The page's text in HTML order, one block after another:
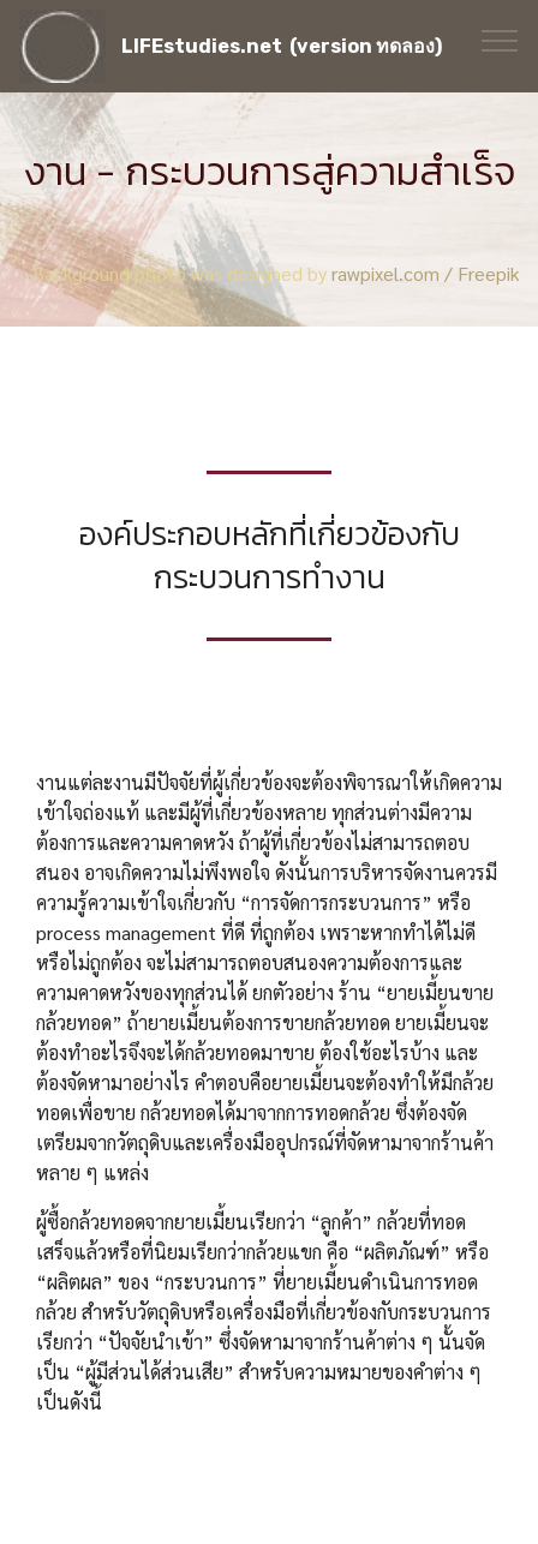
LIFEstudies.net (version ทดลอง)
งาน - กระบวนการสู่ความสำเร็จ
Background photo was designed byrawpixel.com / Freepik
องค์ประกอบหลักที่เกี่ยวข้องกับ
กระบวนการทำงาน
งานแต่ละงานมีปัจจัยที่ผู้เกี่ยวข้องจะต้องพิจารณาให้เกิดความ
เข้าใจถ่องแท้ และมีผู้ที่เกี่ยวข้องหลาย ทุกส่วนต่างมีความ
ต้องการและความคาดหวัง ถ้าผู้ที่เกี่ยวข้องไม่สามารถตอบ
สนอง อาจเกิดความไม่พึงพอใจ ดังนั้นการบริหารจัดงานควรมี
ความรู้ความเข้าใจเกี่ยวกับ “การจัดการกระบวนการ” หรือ
process management ที่ดี ที่ถูกต้อง เพราะหากทำได้ไม่ดี
หรือไม่ถูกต้อง จะไม่สามารถตอบสนองความต้องการและ
ความคาดหวังของทุกส่วนได้ ยกตัวอย่าง ร้าน “ยายเมี้ยนขาย
กล้วยทอด” ถ้ายายเมี้ยนต้องการขายกล้วยทอด ยายเมี้ยนจะ
ต้องทำอะไรจึงจะได้กล้วยทอดมาขาย ต้องใช้อะไรบ้าง และ
ต้องจัดหามาอย่างไร คำตอบคือยายเมี้ยนจะต้องทำให้มีกล้วย
ทอดเพื่อขาย กล้วยทอดได้มาจากการทอดกล้วย ซึ่งต้องจัด
เตรียมจากวัตถุดิบและเครื่องมืออุปกรณ์ที่จัดหามาจากร้านค้า
หลาย ๆ แหล่ง
ผู้ซื้อกล้วยทอดจากยายเมี้ยนเรียกว่า “ลูกค้า” กล้วยที่ทอด
เสร็จแล้วหรือที่นิยมเรียกว่ากล้วยแขก คือ “ผลิตภัณฑ์” หรือ
“ผลิตผล” ของ “กระบวนการ” ที่ยายเมี้ยนดำเนินการทอด
กล้วย สำหรับวัตถุดิบหรือเครื่องมือที่เกี่ยวข้องกับกระบวนการ
เรียกว่า “ปัจจัยนำเข้า” ซึ่งจัดหามาจากร้านค้าต่าง ๆ นั้นจัด
เป็น “ผู้มีส่วนได้ส่วนเสีย” สำหรับความหมายของคำต่าง ๆ
เป็นดังนี้